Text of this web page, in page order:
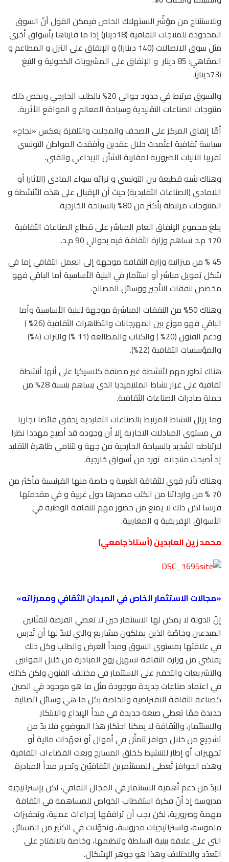
وللاستنتاج من مؤشّر الاستهلاك الخاص فيمكن القول أنّ السوق
المحدودة للمنتجات الثقافية (18دينار) إذا ما قارناها بأسواق أخرى
مثل سوق الاتصالات (140 دينارا) و الإنفاق على النزل و المطاعم و
المقاهي: 85 دينار
و الإنفاق على المشروبات الكحولية و التبغ
(73دينار).
والسوق مرتبط في حدود حوالي 20% بالطلب الخارجي ويخص ذلك
منتوجات الصناعات التقليدية وسياحة المعالم و المواقع الأثرية.
أمّا إنفاق المركز على الصحف والمجلات والتلفزة يعكس «نجاح»
سياسة ثقافية اعتُمدت خلال عقدين وأفقدت المواطن التونسي
تقريبا الآليات الضرورية لمقاربة الشأن الإبداعي والفني.
وهناك شبه قطيعة بين التونسي و تراثه سواء المادي (الآثار) أو
اللامادي (الصناعات التقليدية) حيث أن الإقبال على هذه الأنشطة و
المنتوجات مرتبطة بأكثر من 80% بالسياحة الخارجية.
يبلغ مجموع الإنفاق العام المباشر على قطاع الصناعات الثقافية
170 م.د تساهم وزارة الثقافة فيه بحوالي 90 م.د.
45 % من ميزانية وزارة الثقافة موجهة إلى العمل الثقافي إما في
شكل تمويل مباشر أو استثمار في البنية الأساسية أما الباقي فهو
مخصص لنفقات التأجير ووسائل المصالح.
وهناك 50% من النفقات المباشرة موجهة للبنية الأساسية وأما
الباقي فهو موزع بين المهرجانات والتظاهرات الثقافية (26% )
ودعم الفنون (20% ) والكتاب والمطالعة (11 %) والتراث (4%)
والمؤسسات الثقافية (22%).
هناك تطور مهم لأنشطة غير مصنفة كلاسيكيا على أنها أنشطة
ثقافية على غرار نشاط الملتيميديا الذي يساهم بنسبة 28% من
جملة صادرات الصناعات الثقافية.
وما يزال النشاط المرتبط بالصناعات التقليدية يحقق فائضا تجاريا
في مستوى المبادلات التجارية إلا أن وجوده قد أصبح مهددا نظرا
لارتباطه الشديد بالسياحة الخارجية من جهة و لتنامي ظاهرة التقليد
إذ أصبحت منتجاته تورد من أسواق خارجية.
وهناك تأثير قوي للثقافة الغربية و خاصة منها الفرنسية فأكثر من
70 % من وارداتنا من الكتب مصدرها دول غربية و في مقدمتها
فرنسا لكن ذلك لا يمنع من حضور مهم للثقافة الوطنية في
الأسواق الإفريقية و المغاربية.
محمد زين العابدين (أستاذ جامعي)
«مجالات الاستثمار الخاص في الميدان الثقافي ومميزاته»
إنّ الدولة لا يمكن لها الاستثمار حين لا تعطي الفرصة للفنّانين
المبدعين وخاصّة الذين يملكون مشاريع والتي لابدّ لها أن تُدرس
في علاقتها بمستوى السوق ومبدأ العرض والطلب وكل ذلك
يقتضي من وزارة الثقافة تسهيل روح المبادرة من خلال القوانين
والتشريعات والتحفيز على الاستثمار في مختلف الفنون ولكن كذلك
في اعتماد صناعات جديدة موجودة مثل ما هو موجود في الصين
كصناعة الثقافة الافتراضية والخاصة بكل ما هي وسائل اتصالية
جديدة ممّا تعطي صيغة جديدة في مبدأ الإبداع والابتكار
والاستثمار، والثقافة لا يمكنا احتكار هذا الموضوع فلا بدّ من
تشجيع من خلال حوافز تتمثّل في أموال أو تعهّدات مالية أو
تجهيزات أو إطار للتنشيط كخلق المسارح وبعث الفضاءات الثقافية
وهذه الحوافز تُعطى للمستثمرين الثقافيّين وتحرير مبدأ المبادرة.
لابدّ من دعم أهمية الاستثمار في المجال الثقافي، لكن بإستراتيجية
مدروسة إذ أنّ فكرة استقطاب الخواص للمساهمة في الثقافة
مهمة وضرورية، لكن يجب أن ترافقها إجراءات عملية، وتحفيزات
ملموسة، واستراتيجيات مدروسة، وتحوّلات في الكثير من المسائل
التي على علاقة ببنية السلطة وتنظيمها، وخاصة بالانفتاح على
التعدّد والاختلاف وهذا هو جوهر الإشكال.